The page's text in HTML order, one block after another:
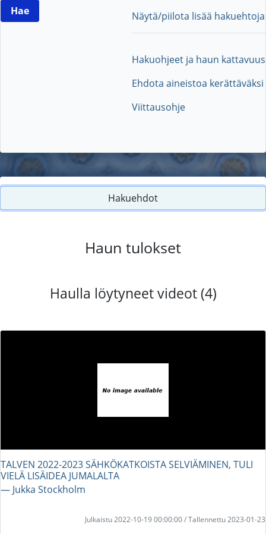
Näytä/piilota lisää hakuehtoja
Hakuohjeet ja haun kattavuus
Ehdota aineistoa kerättäväksi
Viittausohje
Hakuehdot
Haun tulokset
Haulla löytyneet videot (4)
TALVEN 2022-2023 SÄHKÖKATKOISTA SELVIÄMINEN, TULI
VIELÄ LISÄIDEA JUMALALTA
― Jukka Stockholm
Julkaistu 2022-10-19 00:00:00 / Tallennettu 2023-01-23